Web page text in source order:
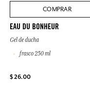
COMPRAR
EAU DU BONHEUR
Gel de ducha
frasco 250 ml
$ 26.00